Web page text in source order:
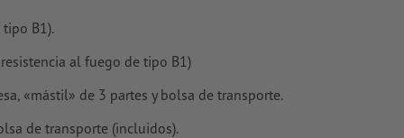
B1).
al fuego de tipo B1)
«mástil» de 3 partes y bolsa de transporte.
de transporte (incluidos).